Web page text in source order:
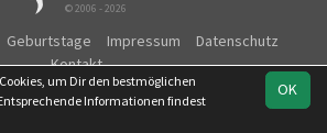
© 2006 - 2026
Geburtstage Impressum
Datenschutz
Kontakt
OK
um Dir den bestmöglichen
Informationen findest